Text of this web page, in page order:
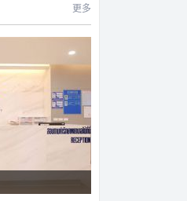
更多